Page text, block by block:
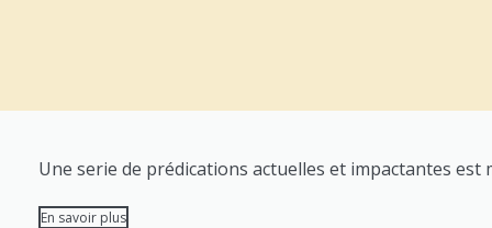
Une serie de prédications actuelles et impactantes est
En savoir plus